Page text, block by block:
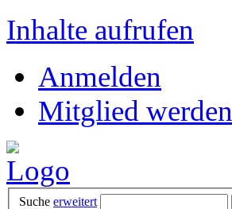
Inhalte aufrufen
Anmelden
Mitglied werden
Suche erweitert